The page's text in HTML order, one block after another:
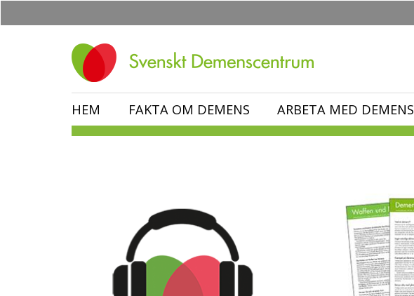
HEM FAKTA OM DEMENS ARBETA MED DEMENS